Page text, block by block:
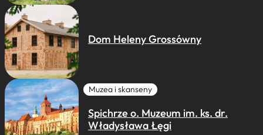
Kategoria
Dom Heleny Grossówny
Muzea i skanseny
Spichrze o. Muzeum im. ks. dr.
Władysława Łęgi